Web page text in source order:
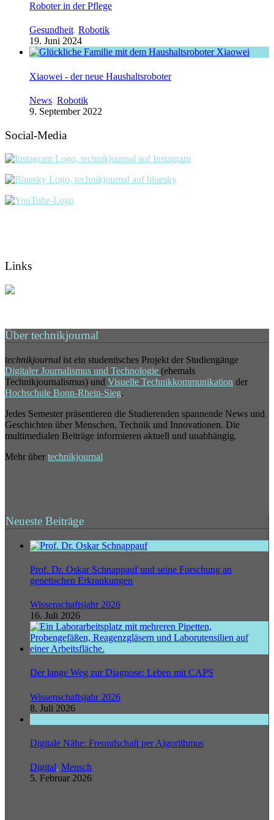
Roboter in der Pflege
Gesundheit, Robotik
19. Juni 2024
Xiaowei - der neue Haushaltsroboter
News, Robotik
9. September 2022
Social-Media
Links
Über technikjournal
technikjournal ist ein studentisches Projekt der Studiengänge
Digitaler Journalismus und Technologie (ehemals
Technikjournalismus) und Visuelle Technikkommunikation der
Hochschule Bonn-Rhein-Sieg.
Jedes Semester präsentieren die Studierenden spannende News und
Geschichten über Menschen, Technik und Innovationen. Die
multimedialen Beiträge informieren aktuell und unabhängig.
Mehr über technikjournal
Neueste Beiträge
Prof. Dr. Oskar Schnappauf und seine Forschung an
genetischen Erkrankungen
Wissenschaftsjahr 2026
16. Juli 2026
Der lange Weg zur Diagnose: Leben mit CAPS
Wissenschaftsjahr 2026
8. Juli 2026
Digitale Nähe: Freundschaft per Algorithmus
Digital, Mensch
5. Februar 2026